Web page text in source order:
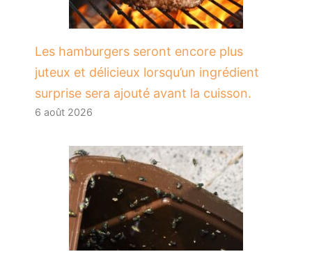
Les hamburgers seront encore plus
juteux et délicieux lorsqu’un ingrédient
surprise sera ajouté avant la cuisson.
6 août 2026